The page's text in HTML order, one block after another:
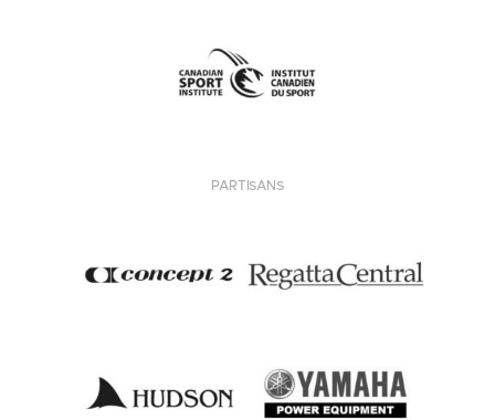
PARTISANS